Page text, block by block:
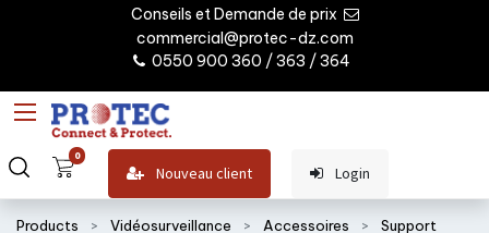
Conseils et Demande de prix
commercial@protec-dz.com
0550 900 360 / 363 / 364
0
Nouveau client Login
Products Vidéosurveillance Accessoires
Support